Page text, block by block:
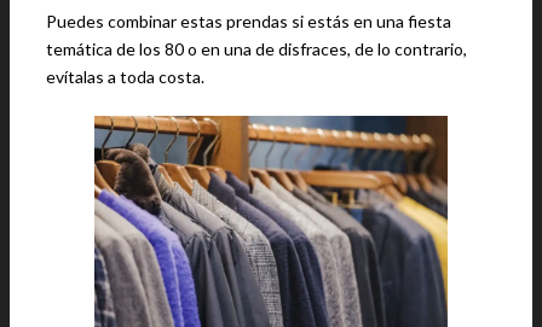
Puedes combinar estas prendas si estás en una fiesta
temática de los 80 o en una de disfraces, de lo contrario,
evítalas a toda costa.